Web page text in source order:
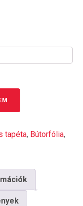
tapéta, Bútorfólia,